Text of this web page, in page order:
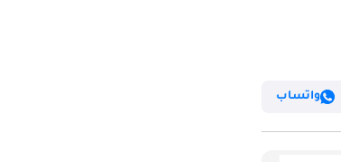
واتساب